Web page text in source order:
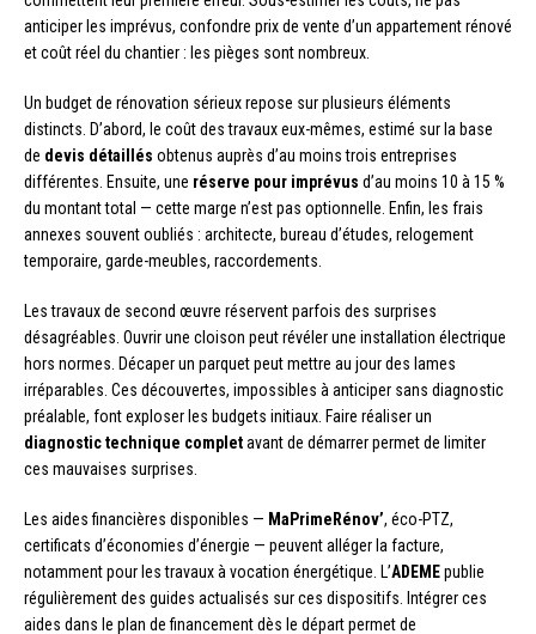
anticiper les imprévus, confondre prix de vente d’un appartement rénové
et coût réel du chantier : les pièges sont nombreux.
Un budget de rénovation sérieux repose sur plusieurs éléments
distincts. D’abord, le coût des travaux eux-mêmes, estimé sur la base
de devis détaillés obtenus auprès d’au moins trois entreprises
différentes. Ensuite, une réserve pour imprévus d’au moins 10 à 15 %
du montant total — cette marge n’est pas optionnelle. Enfin, les frais
annexes souvent oubliés : architecte, bureau d’études, relogement
temporaire, garde-meubles, raccordements.
Les travaux de second œuvre réservent parfois des surprises
désagréables. Ouvrir une cloison peut révéler une installation électrique
hors normes. Décaper un parquet peut mettre au jour des lames
irréparables. Ces découvertes, impossibles à anticiper sans diagnostic
préalable, font exploser les budgets initiaux. Faire réaliser un
diagnostic technique completavant de démarrer permet de limiter
ces mauvaises surprises.
Les aides financières disponibles — MaPrimeRénov’, éco-PTZ,
certificats d’économies d’énergie — peuvent alléger la facture,
notamment pour les travaux à vocation énergétique. L’ADEMEpublie
régulièrement des guides actualisés sur ces dispositifs. Intégrer ces
aides dans le plan de financement dès le départ permet de